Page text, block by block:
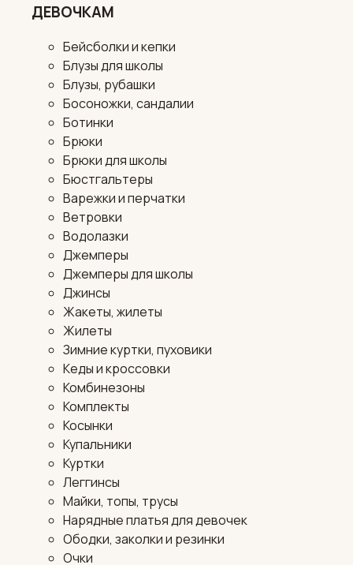
ДЕВОЧКАМ
Бейсболки и кепки
Блузы для школы
Блузы, рубашки
Босоножки, сандалии
Ботинки
Брюки
Брюки для школы
Бюстгальтеры
Варежки и перчатки
Ветровки
Водолазки
Джемперы
Джемперы для школы
Джинсы
Жакеты, жилеты
Жилеты
Зимние куртки, пуховики
Кеды и кроссовки
Комбинезоны
Комплекты
Косынки
Купальники
Куртки
Леггинсы
Майки, топы, трусы
Нарядные платья для девочек
Ободки, заколки и резинки
Очки